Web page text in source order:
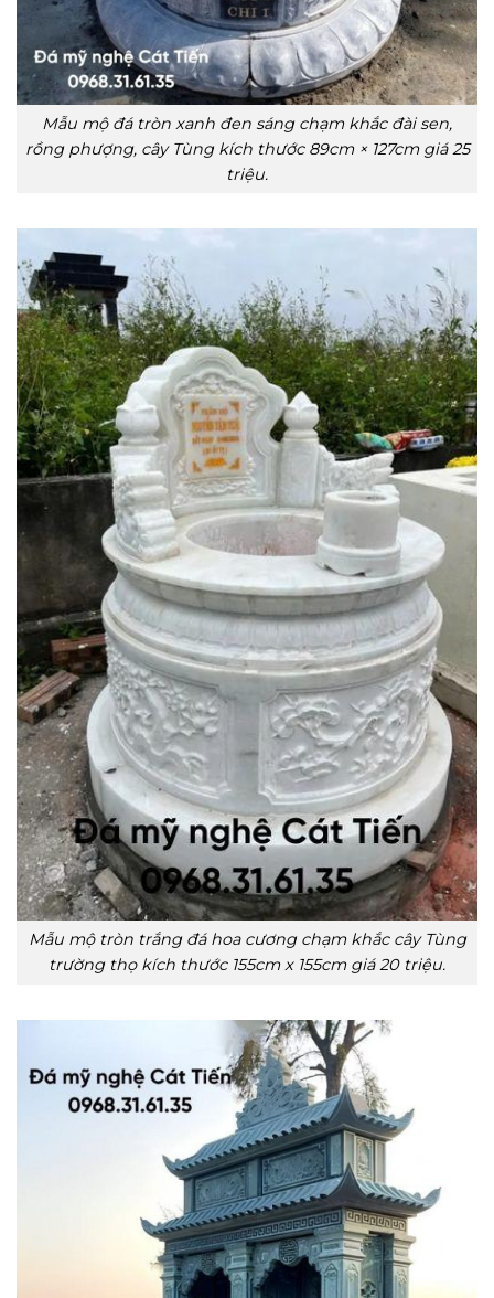
Mẫu mộ đá tròn xanh đen sáng chạm khắc đài sen,
rồng phượng, cây Tùng kích thước 89cm × 127cm giá 25
triệu.
Mẫu mộ tròn trắng đá hoa cương chạm khắc cây Tùng
trường thọ kích thước 155cm x 155cm giá 20 triệu.